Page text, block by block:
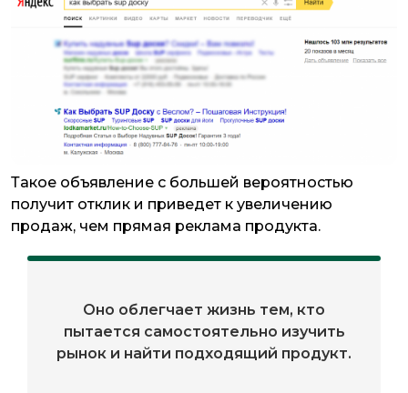
Такое объявление с большей вероятностью
получит отклик и приведет к увеличению
продаж, чем прямая реклама продукта.
Оно облегчает жизнь тем, кто
пытается самостоятельно изучить
рынок и найти подходящий продукт.